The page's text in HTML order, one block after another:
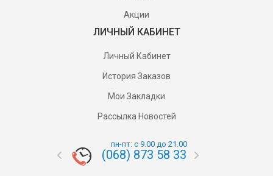
Акции
ЛИЧНЫЙ КАБИНЕТ
Личный Кабинет
История Заказов
Мои Закладки
Рассылка Новостей
пн-пт: с 9.00 до 21.00
(068) 873 58 33